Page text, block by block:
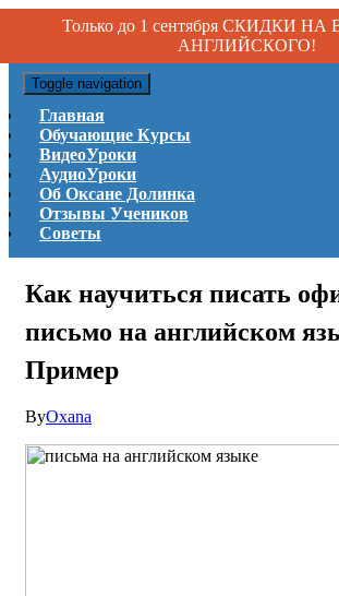
Только до 1 сентября СКИДКИ
АНГЛИЙСКОГО!
Toggle navigation
Главная
Обучающие Курсы
ВидеоУроки
АудиоУроки
Об Оксане Долинка
Отзывы Учеников
Советы
Как научиться писать
письмо на английском
Пример
ByOxana